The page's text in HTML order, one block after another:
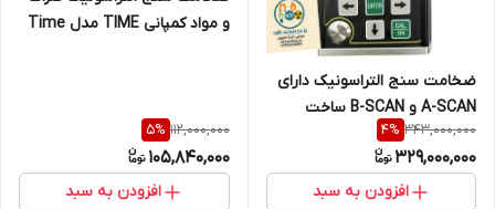
ضخامت سنج التراسونیک دارای
A-SCAN و B-SCAN ساخت
5700 مدل
343,000,000
4%
329,000,000
افزودن به سبد
و مواد کمپانی TIME مدل Time
112,000,000
5%
105,840,000
افزودن به سبد